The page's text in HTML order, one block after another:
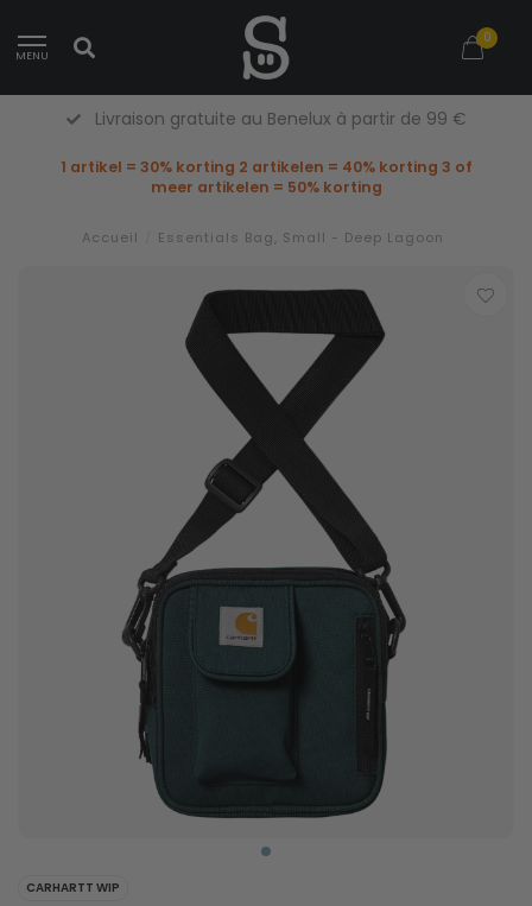
MENU
0
Livraison gratuite au Benelux à partir de 99 €
1 artikel = 30% korting 2 artikelen = 40% korting 3 of
meer artikelen = 50% korting
Accueil Essentials Bag, Small - Deep Lagoon
CARHARTT WIP